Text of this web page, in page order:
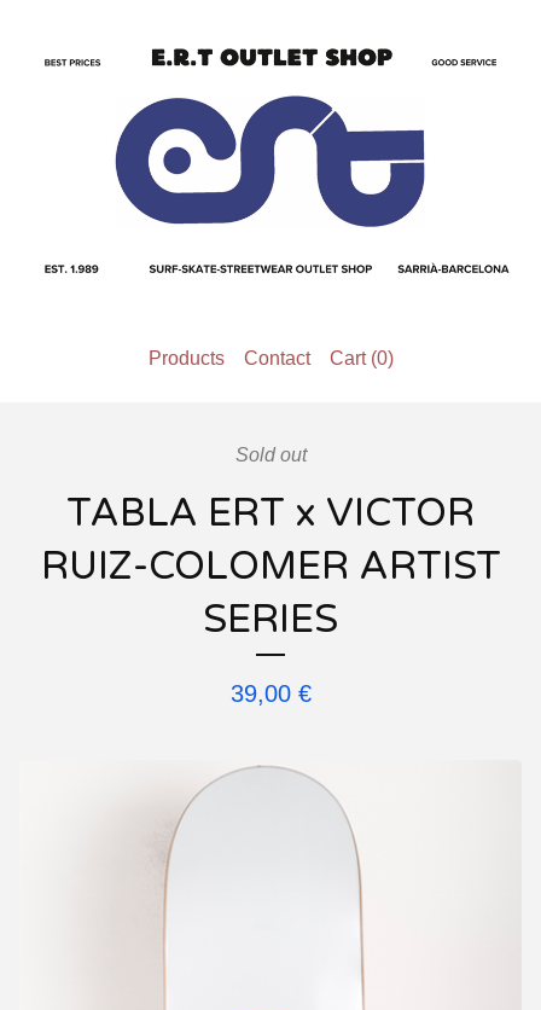
Products Contact Cart (0)
Sold out
TABLA ERT x VICTOR
RUIZ-COLOMER ARTIST
SERIES
39,00 €